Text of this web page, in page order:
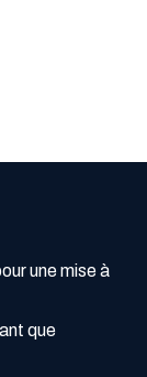
une mise à
que